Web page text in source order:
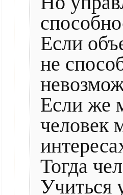
Если
не
Если же
человек
Тогда
Учиться